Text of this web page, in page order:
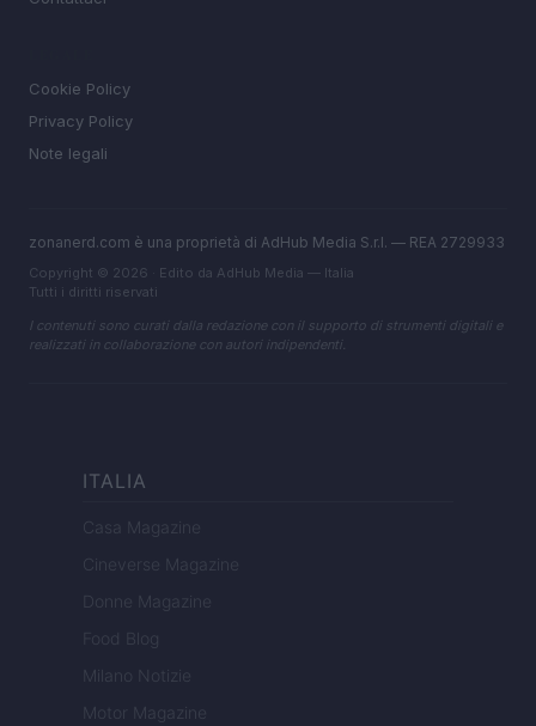
Cookie Policy
Privacy Policy
Note legali
zonanerd.com è una proprietà di AdHub Media S.r.l. — REA 2729933
Copyright © 2026 · Edito da AdHub Media — Italia
Tutti i diritti riservati
I contenuti sono curati dalla redazione con il supporto di strumenti digitali e
realizzati in collaborazione con autori indipendenti.
ITALIA
Casa Magazine
Cineverse Magazine
Donne Magazine
Food Blog
Milano Notizie
Motor Magazine